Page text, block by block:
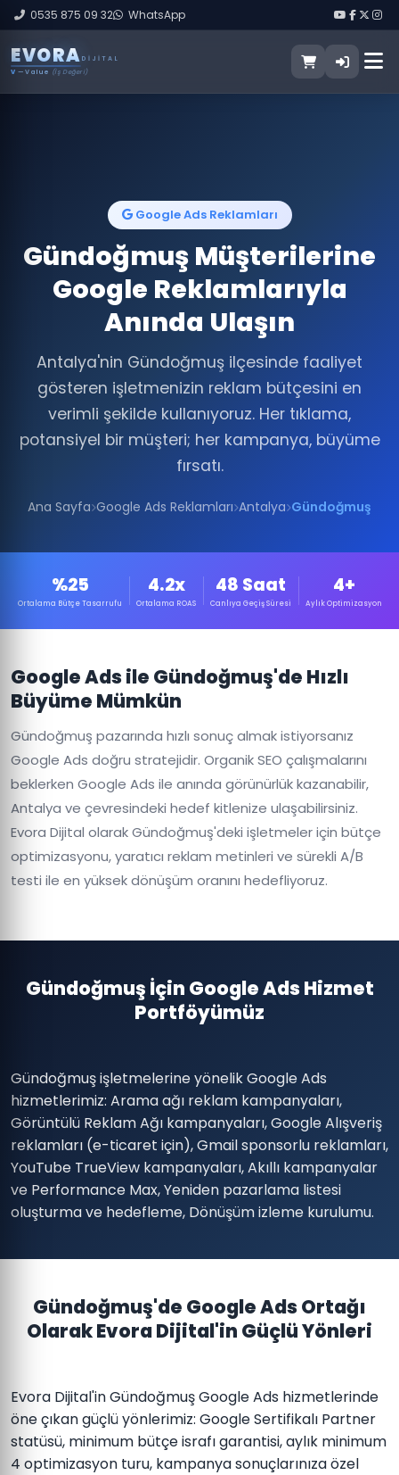
0535 875 09 32 WhatsApp
EVORA DIJITAL
V — Value (İş Değeri)
Google Ads Reklamları
Gündoğmuş Müşterilerine
Google Reklamlarıyla
Anında Ulaşın
Antalya'nin Gündoğmuş ilçesinde faaliyet
gösteren işletmenizin reklam bütçesini en
verimli şekilde kullanıyoruz. Her tıklama,
potansiyel bir müşteri; her kampanya, büyüme
fırsatı.
Ana Sayfa Google Ads Reklamları Antalya Gündoğmuş
%25
Ortalama Bütçe Tasarrufu
4.2x
Ortalama ROAS
48 Saat
Canlıya Geçiş Süresi
4+
Aylık Optimizasyon
Google Ads ile Gündoğmuş'de Hızlı
Büyüme Mümkün
Gündoğmuş pazarında hızlı sonuç almak istiyorsanız
Google Ads doğru stratejidir. Organik SEO çalışmalarını
beklerken Google Ads ile anında görünürlük kazanabilir,
Antalya ve çevresindeki hedef kitlenize ulaşabilirsiniz.
Evora Dijital olarak Gündoğmuş'deki işletmeler için bütçe
optimizasyonu, yaratıcı reklam metinleri ve sürekli A/B
testi ile en yüksek dönüşüm oranını hedefliyoruz.
Gündoğmuş İçin Google Ads Hizmet
Portföyümüz
Gündoğmuş işletmelerine yönelik Google Ads
hizmetlerimiz: Arama ağı reklam kampanyaları,
Görüntülü Reklam Ağı kampanyaları, Google Alışveriş
reklamları (e-ticaret için), Gmail sponsorlu reklamları,
YouTube TrueView kampanyaları, Akıllı kampanyalar
ve Performance Max, Yeniden pazarlama listesi
oluşturma ve hedefleme, Dönüşüm izleme kurulumu.
Gündoğmuş'de Google Ads Ortağı
Olarak Evora Dijital'in Güçlü Yönleri
Evora Dijital'in Gündoğmuş Google Ads hizmetlerinde
öne çıkan güçlü yönlerimiz: Google Sertifikalı Partner
statüsü, minimum bütçe israfı garantisi, aylık minimum
4 optimizasyon turu, kampanya sonuçlarınıza özel